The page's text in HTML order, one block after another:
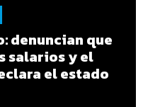
denuncian que
salarios y el
el estado